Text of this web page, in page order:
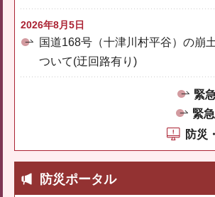
2026年8月5日
国道168号（十津川村平谷）の崩
ついて(迂回路有り)
緊
緊
防災
防災ポータル